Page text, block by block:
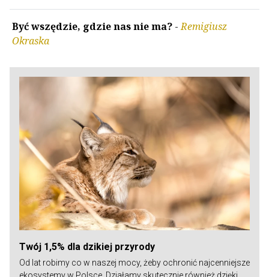
Być wszędzie, gdzie nas nie ma? -Remigiusz
Okraska
Twój 1,5% dla dzikiej przyrody
Od lat robimy co w naszej mocy, żeby ochronić najcenniejsze